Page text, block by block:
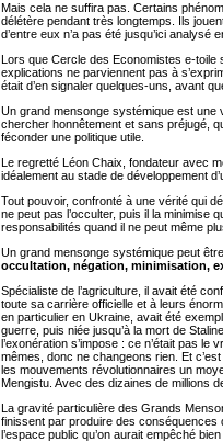
Mais cela ne suffira pas. Certains
délétère pendant très longtemps. Ils
d’entre eux n’a pas été jusqu’ici
Lors que Cercle des Economistes e-toile
explications ne parviennent pas à
était d’en signaler quelques-uns, avant
Un grand mensonge systémique est une
chercher honnêtement et sans préjugé,
féconder une politique utile.
Le regretté Léon Chaix, fondateur avec
idéalement au stade de développement
Tout pouvoir, confronté à une vérité qui
ne peut pas l’occulter, puis il la minimise
responsabilités quand il ne peut même
Un grand mensonge systémique peut
occultation, négation, minimisation,
Spécialiste de l’agriculture, il avait été
toute sa carrière officielle et à leurs
en particulier en Ukraine, avait été
guerre, puis niée jusqu’à la mort de
l’exonération s’impose : ce n’était pas
mêmes, donc ne changeons rien. Et
les mouvements révolutionnaires un
Mengistu. Avec des dizaines de millions
La gravité particulière des Grands
finissent par produire des conséquences
l’espace public qu’on aurait empêché